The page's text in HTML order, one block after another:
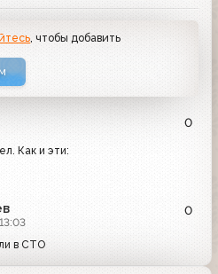
, чтобы добавить
0
Как и эти:
0
в СТО